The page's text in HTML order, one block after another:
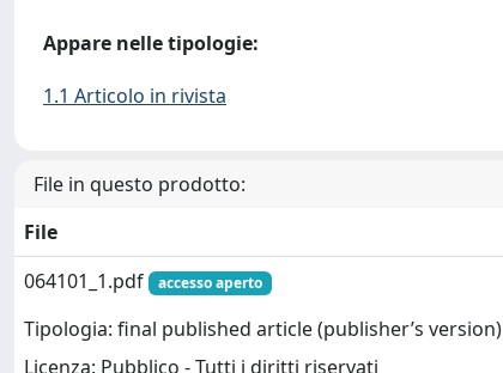
Appare nelle tipologie:
1.1 Articolo in rivista
File in questo prodotto:
File
064101_1.pdf
accesso aperto
Tipologia: final published article (publisher’s version)
Licenza: Pubblico - Tutti i diritti riservati